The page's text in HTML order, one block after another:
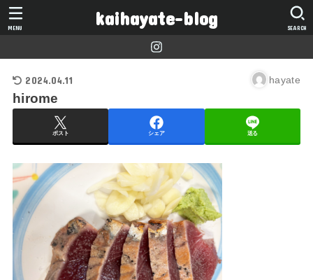
kaihayate-blog SEARCH
MENU
2024.04.11 hayate
hirome
ポスト シェア 送る